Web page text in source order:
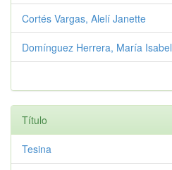
Cortés Vargas, Alelí Janette
Domínguez Herrera, María Isabel
Título
Tesina